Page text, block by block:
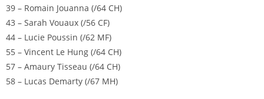
39 – Romain Jouanna (/64 CH)
43 – Sarah Vouaux (/56 CF)
44 – Lucie Poussin (/62 MF)
55 – Vincent Le Hung (/64 CH)
57 – Amaury Tisseau (/64 CH)
58 – Lucas Demarty (/67 MH)